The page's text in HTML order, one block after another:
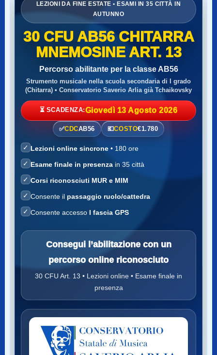
LEZIONI DA FINE ESTATE • ESAMI IN 35 CITTÀ IN
AUTUNNO
30 CFU AB56 CHITARRA
MNEMOSINE ART. 13
Percorso abilitante per la classe AB56
Strumento musicale nella scuola secondaria di I grado
(Chitarra) • Conservatorio Saverio Arlia già Tchaikovsky
⏳ SCADENZA:Giovedì 13 Agosto 2026
✅CDCAB56 💶COSTO€1.780
✓ Lezioni online sincrone • 180 ore
✓ Esame finale in presenza in 35 città
✓ Corsi riconosciuti MUR e MIM
✓ Consente il passaggio ruolo/cattedra
✓ Consente accesso I fascia GPS
Consegui l’abilitazione con un
percorso online riconosciuto
30 CFU Art. 13 • Lezioni online • Esame finale in
presenza